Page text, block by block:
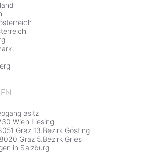
asitz
Wien Liesing
Graz 13.Bezirk Gösting
Graz 5.Bezirk Gries
in Salzburg